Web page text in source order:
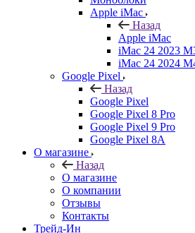
Apple iMac
Назад
Apple iMac
iMac 24 2023
iMac 24 2024
Google Pixel
Назад
Google Pixel
Google Pixel 8 Pro
Google Pixel 9 Pro
Google Pixel 8A
О магазине
Назад
О магазине
О компании
Отзывы
Контакты
Трейд-Ин